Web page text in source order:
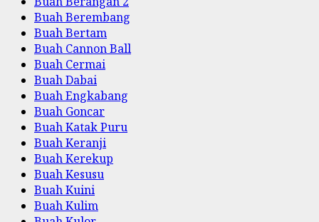
Buah Berembang
Buah Bertam
Buah Cannon Ball
Buah Cermai
Buah Dabai
Buah Engkabang
Buah Goncar
Buah Katak Puru
Buah Keranji
Buah Kerekup
Buah Kesusu
Buah Kuini
Buah Kulim